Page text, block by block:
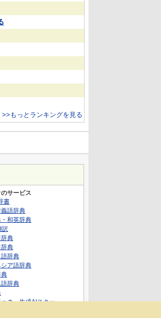
>>もっとランキングを見る
サービス
書
語辞典
和英辞典
訳
辞典
辞典
辞典
ア語辞典
典
辞典
ネ～生成AIスクー